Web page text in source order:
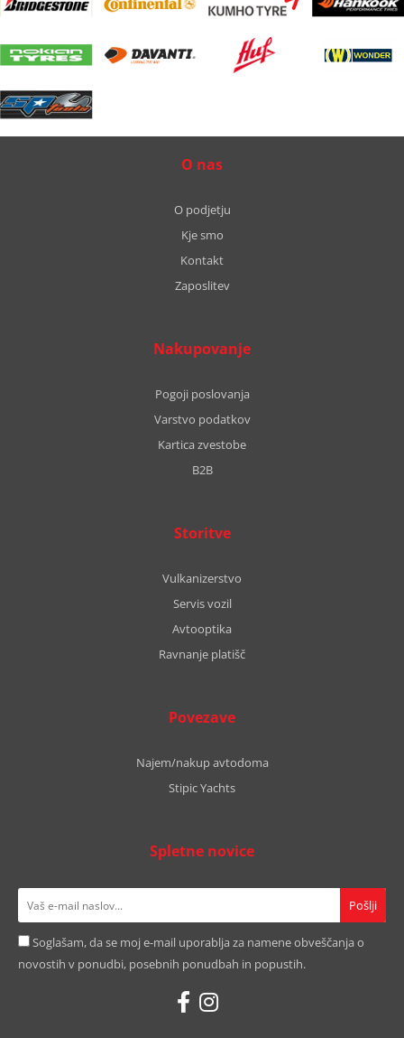
O nas
O podjetju
Kje smo
Kontakt
Zaposlitev
Nakupovanje
Pogoji poslovanja
Varstvo podatkov
Kartica zvestobe
B2B
Storitve
Vulkanizerstvo
Servis vozil
Avtooptika
Ravnanje platišč
Povezave
Najem/nakup avtodoma
Stipic Yachts
Spletne novice
Soglašam, da se moj e-mail uporablja za namene obveščanja o
novostih v ponudbi, posebnih ponudbah in popustih.